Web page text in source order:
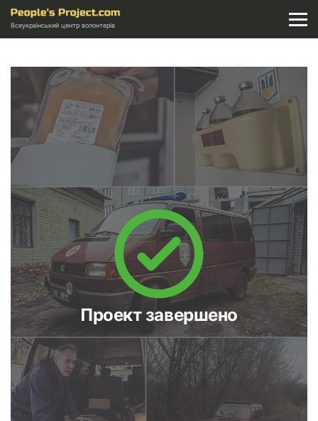
Всеукраїнський центр волонтерів
Проект завершено